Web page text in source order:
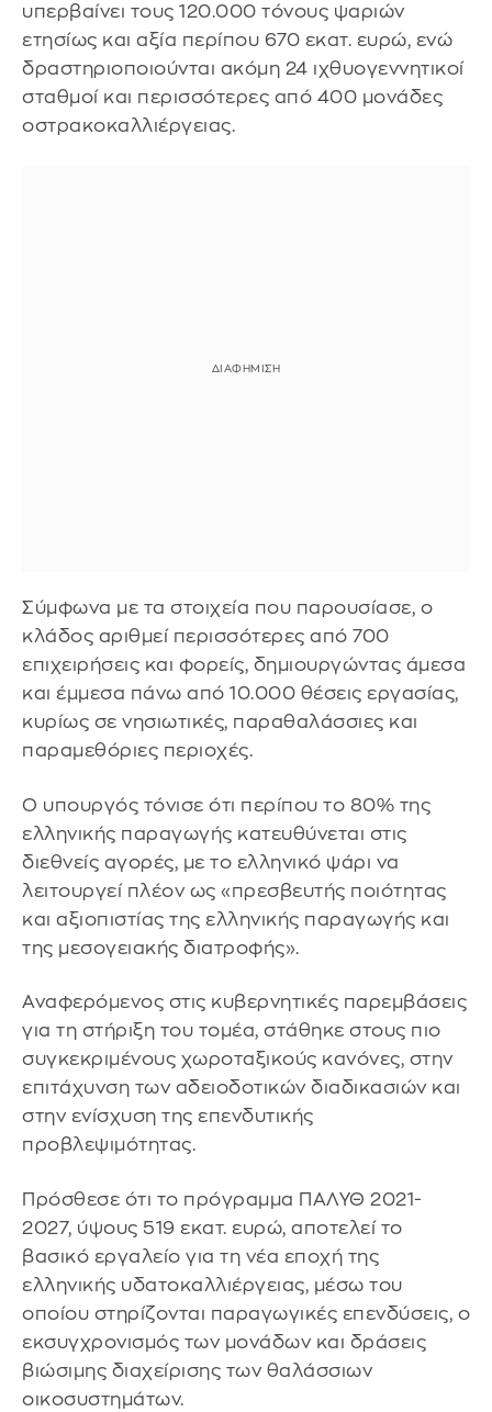
υπερβαίνει τους 120.000 τόνους ψαριών
ετησίως και αξία περίπου 670 εκατ. ευρώ, ενώ
δραστηριοποιούνται ακόμη 24 ιχθυογεννητικοί
σταθμοί και περισσότερες από 400 μονάδες
οστρακοκαλλιέργειας.
Σύμφωνα με τα στοιχεία που παρουσίασε, ο
κλάδος αριθμεί περισσότερες από 700
επιχειρήσεις και φορείς, δημιουργώντας άμεσα
και έμμεσα πάνω από 10.000 θέσεις εργασίας,
κυρίως σε νησιωτικές, παραθαλάσσιες και
παραμεθόριες περιοχές.
Ο υπουργός τόνισε ότι περίπου το 80% της
ελληνικής παραγωγής κατευθύνεται στις
διεθνείς αγορές, με το ελληνικό ψάρι να
λειτουργεί πλέον ως «πρεσβευτής ποιότητας
και αξιοπιστίας της ελληνικής παραγωγής και
της μεσογειακής διατροφής».
Αναφερόμενος στις κυβερνητικές παρεμβάσεις
για τη στήριξη του τομέα, στάθηκε στους πιο
συγκεκριμένους χωροταξικούς κανόνες, στην
επιτάχυνση των αδειοδοτικών διαδικασιών και
στην ενίσχυση της επενδυτικής
προβλεψιμότητας.
Πρόσθεσε ότι το πρόγραμμα ΠΑΛΥΘ 2021-
2027, ύψους 519 εκατ. ευρώ, αποτελεί το
βασικό εργαλείο για τη νέα εποχή της
ελληνικής υδατοκαλλιέργειας, μέσω του
οποίου στηρίζονται παραγωγικές επενδύσεις, ο
εκσυγχρονισμός των μονάδων και δράσεις
βιώσιμης διαχείρισης των θαλάσσιων
οικοσυστημάτων.